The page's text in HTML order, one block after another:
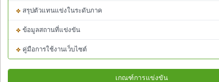
สรุปตัวแทนแข่งในระดับภาค
ข้อมูลสถานที่แข่งขัน
คู่มือการใช้งานเว็บไซต์
เกณฑ์การแข่งขัน